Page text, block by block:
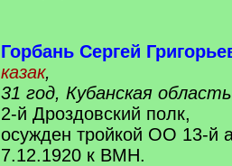
Горбань Сергей
казак,
31 год, Кубанская
2-й Дроздовский полк,
осужден тройкой ОО 13-й
7.12.1920 к ВМН.